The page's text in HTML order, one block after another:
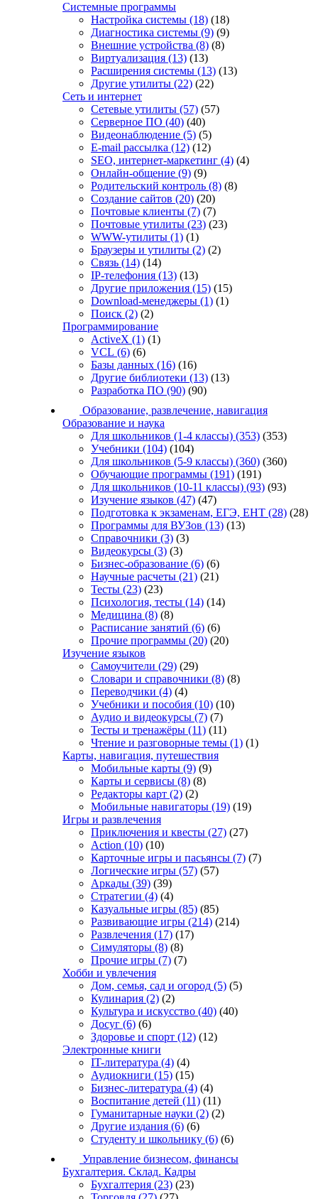
Системные программы
Настройка системы (18) (18)
Диагностика системы (9) (9)
Внешние устройства (8) (8)
Виртуализация (13) (13)
Расширения системы (13) (13)
Другие утилиты (22) (22)
Сеть и интернет
Сетевые утилиты (57) (57)
Серверное ПО (40) (40)
Видеонаблюдение (5) (5)
E-mail рассылка (12) (12)
SEO, интернет-маркетинг (4) (4)
Онлайн-общение (9) (9)
Родительский контроль (8) (8)
Создание сайтов (20) (20)
Почтовые клиенты (7) (7)
Почтовые утилиты (23) (23)
WWW-утилиты (1) (1)
Браузеры и утилиты (2) (2)
Связь (14) (14)
IP-телефония (13) (13)
Другие приложения (15) (15)
Download-менеджеры (1) (1)
Поиск (2) (2)
Программирование
ActiveX (1) (1)
VCL (6) (6)
Базы данных (16) (16)
Другие библиотеки (13) (13)
Разработка ПО (90) (90)
Образование, развлечение, навигация
Образование и наука
Для школьников (1-4 классы) (353) (353)
Учебники (104) (104)
Для школьников (5-9 классы) (360) (360)
Обучающие программы (191) (191)
Для школьников (10-11 классы) (93) (93)
Изучение языков (47) (47)
Подготовка к экзаменам, ЕГЭ, ЕНТ (28) (28)
Программы для ВУЗов (13) (13)
Справочники (3) (3)
Видеокурсы (3) (3)
Бизнес-образование (6) (6)
Научные расчеты (21) (21)
Тесты (23) (23)
Психология, тесты (14) (14)
Медицина (8) (8)
Расписание занятий (6) (6)
Прочие программы (20) (20)
Изучение языков
Самоучители (29) (29)
Словари и справочники (8) (8)
Переводчики (4) (4)
Учебники и пособия (10) (10)
Аудио и видеокурсы (7) (7)
Тесты и тренажёры (11) (11)
Чтение и разговорные темы (1) (1)
Карты, навигация, путешествия
Мобильные карты (9) (9)
Карты и сервисы (8) (8)
Редакторы карт (2) (2)
Мобильные навигаторы (19) (19)
Игры и развлечения
Приключения и квесты (27) (27)
Action (10) (10)
Карточные игры и пасьянсы (7) (7)
Логические игры (57) (57)
Аркады (39) (39)
Стратегии (4) (4)
Казуальные игры (85) (85)
Развивающие игры (214) (214)
Развлечения (17) (17)
Симуляторы (8) (8)
Прочие игры (7) (7)
Хобби и увлечения
Дом, семья, сад и огород (5) (5)
Кулинария (2) (2)
Культура и искусство (40) (40)
Досуг (6) (6)
Здоровье и спорт (12) (12)
Электронные книги
IT-литература (4) (4)
Аудиокниги (15) (15)
Бизнес-литература (4) (4)
Воспитание детей (11) (11)
Гуманитарные науки (2) (2)
Другие издания (6) (6)
Студенту и школьнику (6) (6)
Управление бизнесом, финансы
Бухгалтерия. Склад. Кадры
Бухгалтерия (23) (23)